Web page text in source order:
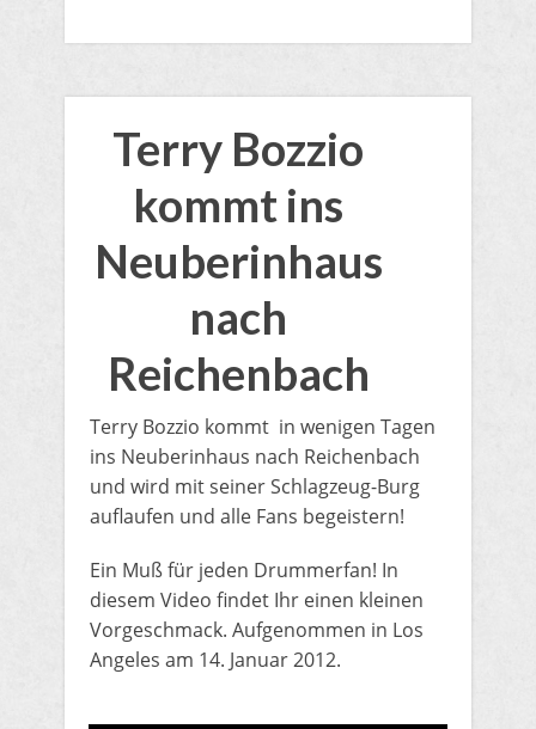
Terry Bozzio
kommt ins
Neuberinhaus
nach
Reichenbach
​Terry Bozzio kommt in wenigen Tagen
ins Neuberinhaus nach Reichenbach
und wird mit seiner ​Schlagzeug-Burg
auflaufen und alle Fans begeistern!
Ein Muß für jeden Drummerfan!​ ​​In
diesem Video findet Ihr einen kleinen
Vorgeschmack. Aufgenommen in Los
Angeles am 14. Januar 2012​.​